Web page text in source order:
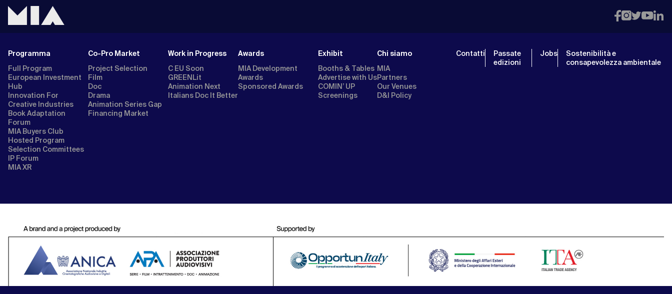
Programma
Full Program
European Investment
Hub
Innovation For
Creative Industries
Book Adaptation
Forum
MIA Buyers Club
Hosted Program
Selection Committees
IP Forum
MIA XR
Co-Pro Market
Project Selection
Film
Doc
Drama
Animation Series Gap
Financing Market
Work in Progress
C EU Soon
GREENLit
Animation Next
Italians Doc It Better
Awards
MIA Development
Awards
Sponsored Awards
Exhibit
Booths & Tables
Advertise with Us
COMIN’ UP
Screenings
Chi siamo
MIA
Partners
Our Venues
D&I Policy
Contatti
Passate
edizioni
Jobs
Sostenibilità e
consapevolezza ambientale